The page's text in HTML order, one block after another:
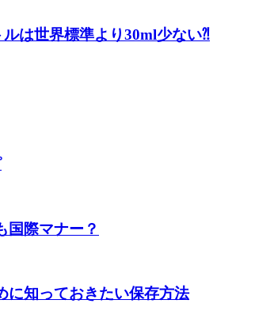
は世界標準より30ml少ない⁈
国際マナー？
に知っておきたい保存方法